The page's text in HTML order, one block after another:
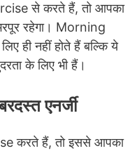
से करते हैं, तो आपका
रहेगा। Morning
ही नहीं होते हैं बल्कि ये
के लिए भी हैं।
एनर्जी
करते हैं, तो इससे आपका